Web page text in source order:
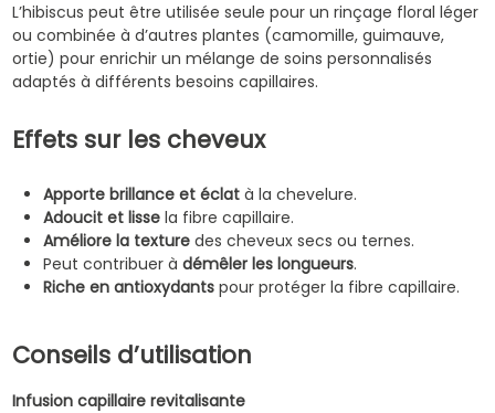
L’hibiscus peut être utilisée seule pour un rinçage floral léger
ou combinée à d’autres plantes (camomille, guimauve,
ortie) pour enrichir un mélange de soins personnalisés
adaptés à différents besoins capillaires.
Effets sur les cheveux
Apporte brillance et éclatà la chevelure.
Adoucit et lissela fibre capillaire.
Améliore la texturedes cheveux secs ou ternes.
Peut contribuer à démêler les longueurs.
Riche en antioxydantspour protéger la fibre capillaire.
Conseils d’utilisation
Infusion capillaire revitalisante